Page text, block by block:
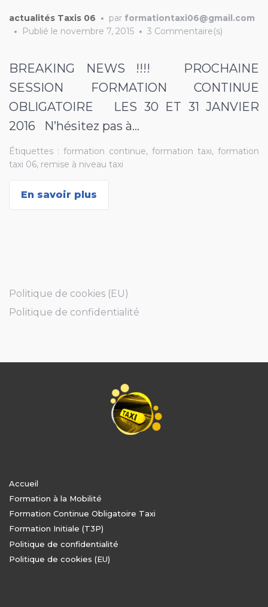
actualités Taxis 06 • par formationtaxi06@gmail.com
•
Publié le novembre 7, 2015 • 3 Commentaire(s)
BREAKING NEWS !!!! PROCHAINE
SESSION FORMATION CONTINUE
OBLIGATOIRE LES 30 ET 31 JANVIER
2016 N’hésitez pas à…
Étiquettes : formation continue, formation taxi, formation
taxi 06, remise à niveau taxi
En savoir plus
Politique de cookies (EU)
Politique de confidentialité
Accueil
Formation à la Mobilité
Formation Continue Obligatoire Taxi
Formation Initiale (T3P)
Politique de confidentialité
Politique de cookies (EU)